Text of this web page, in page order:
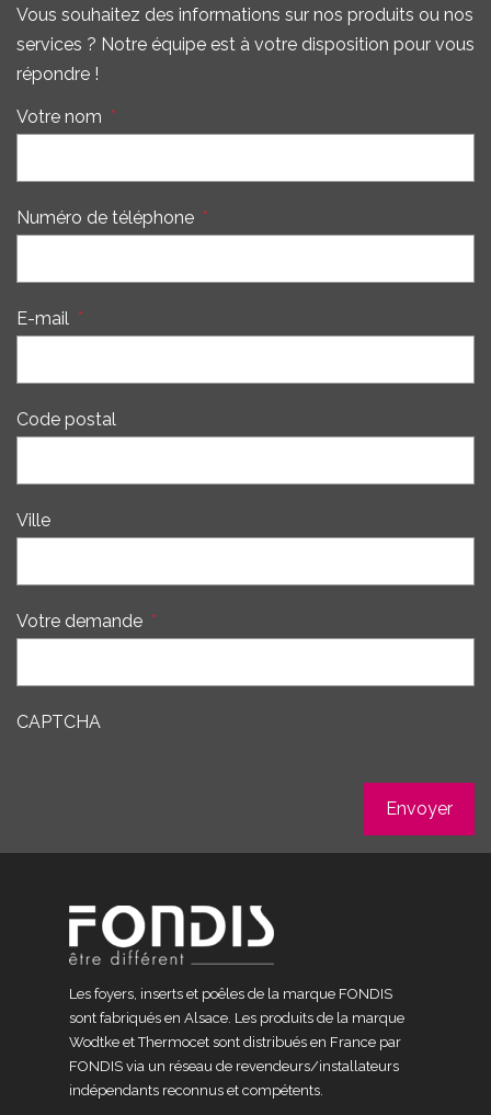
Vous souhaitez des informations sur nos produits ou nos
services ? Notre équipe est à votre disposition pour vous
répondre !
Votre nom *
Numéro de téléphone *
E-mail *
Code postal
Ville
Votre demande *
CAPTCHA
Les foyers, inserts et poêles de la marque FONDIS
sont fabriqués en Alsace. Les produits de la marque
Wodtke et Thermocet sont distribués en France par
FONDIS via un réseau de revendeurs/installateurs
indépendants reconnus et compétents.